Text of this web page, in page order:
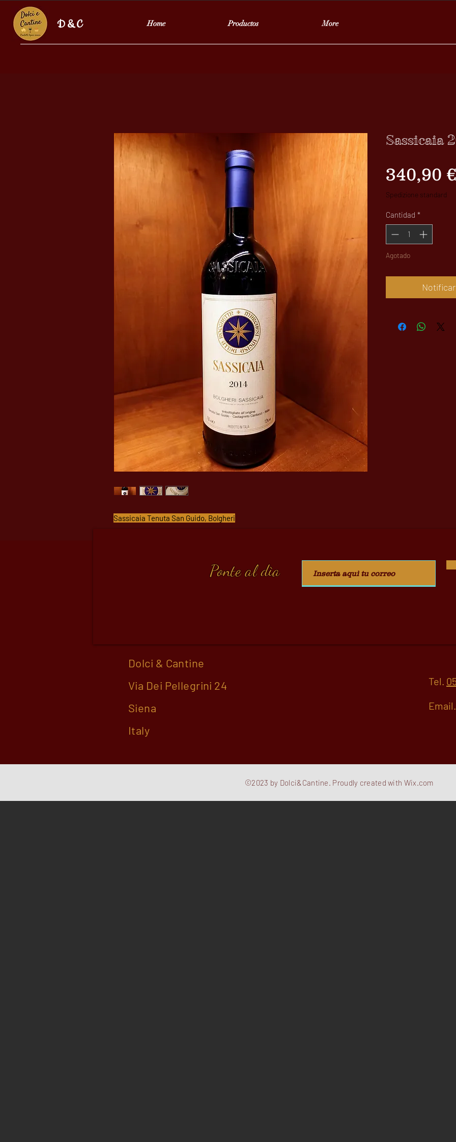
D & C Home Productos More
Sassicaia Tenuta San Guido, Bolgheri
Sassicaia
340,90 €
Spedizione standard
Cantidad *
Agotado
Dolci & Cantine
Via Dei Pellegrini 24
Siena
Italy
Tel.
Email.
Ponte al dìa
©2023 by Dolci&Cantine. Proudly created with Wix.com